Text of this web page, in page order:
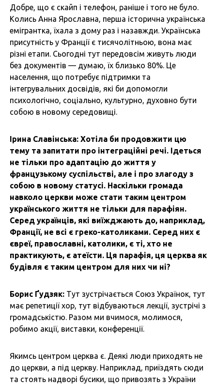
Добре, що є скайп і телефон, раніше і того не було.
Колись Анна Ярославна, перша історична українська
емігрантка, їхала з дому раз і назавжди. Українська
присутність у Франції є тисячолітньою, вона має
різні етапи. Сьогодні тут передовсім живуть люди
без документів — думаю, їх близько 80%. Це
населення, що потребує підтримки та
інтегрувальних досвідів, які би допомогли
психологічно, соціально, культурно, духовно бути
собою в новому середовищі.
Ірина Славінська: Хотіла би продовжити цю
тему та запитати про інтеграційні речі. Ідеться
не тільки про адаптацію до життя у
французькому суспільстві, але і про злагоду з
собою в новому статусі. Наскільки громада
навколо церкви може стати таким центром
українського життя не тільки для парафіян.
Серед українців, які виїжджають до, наприклад,
Франції, не всі є греко-католиками. Серед них є
євреї, православні, католики, є ті, хто не
практикують, є атеїсти. Ця парафія, ця церква як
будівля є таким центром для них чи ні?
Борис Ґудзяк: Тут зустрічається Союз Українок, тут
має репетиції хор, тут відбуваються лекції, зустрічі з
громадськістю. Разом ми вчимося, молимося,
робимо акції, виставки, конференції.
Якимсь центром церква є. Деякі люди приходять не
до церкви, а під церкву. Наприклад, приїздять сюди
та стоять надворі бусики, що привозять з України